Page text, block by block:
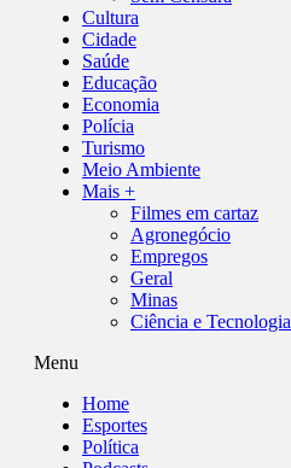
Cultura
Cidade
Saúde
Educação
Economia
Polícia
Turismo
Meio Ambiente
Mais +
Filmes em cartaz
Agronegócio
Empregos
Geral
Minas
Ciência e Tecnologia
Menu
Home
Esportes
Política